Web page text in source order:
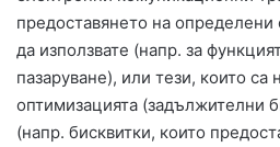
предоставянето на определени
да използвате (напр. за
пазаруване), или тези, които са
оптимизацията (задължителни
(напр. бисквитки, които